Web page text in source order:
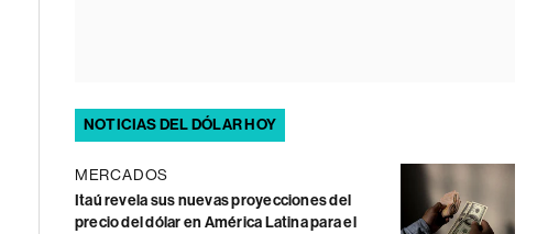
NOTICIAS DEL DÓLAR HOY
MERCADOS
Itaú revela sus nuevas proyecciones del
precio del dólar en América Latina para el